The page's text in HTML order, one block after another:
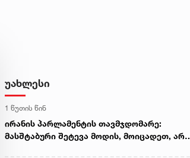
უახლესი
1 წუთის წინ
ირანის პარლამენტის თავმჯდომარე:
მასშტაბური შეტევა მოდის, მოიცადეთ, არა